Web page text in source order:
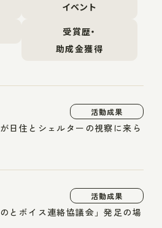
イベント
受賞歴・
助成金獲得
活動成果
日住とシェルターの視察に来ら
活動成果
とボイス連絡協議会」発足の場